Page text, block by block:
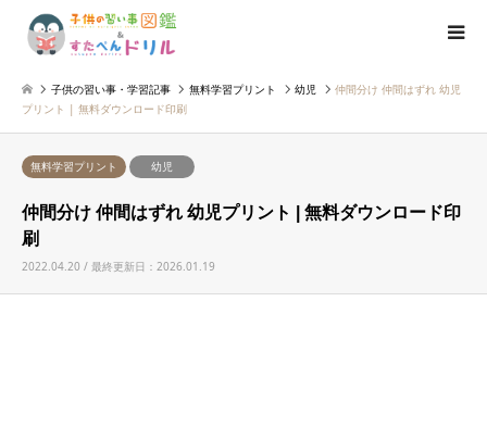
子供の習い事・学習記事 無料学習プリント 幼児
仲間分け 仲間はずれ 幼児
プリント | 無料ダウンロード印刷
無料学習プリント 幼児
仲間分け 仲間はずれ 幼児プリント | 無料ダウンロード印
刷
2022.04.20 / 最終更新日：2026.01.19